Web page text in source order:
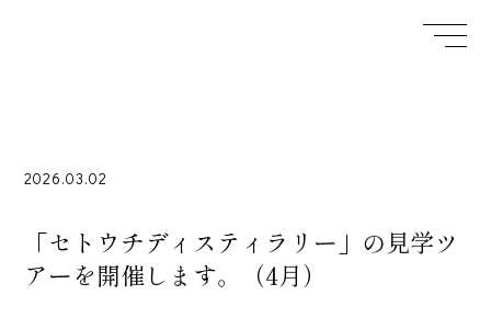
2026.03.02
「セトウチディスティラリー」の見学ツ
アーを開催します。（4月）